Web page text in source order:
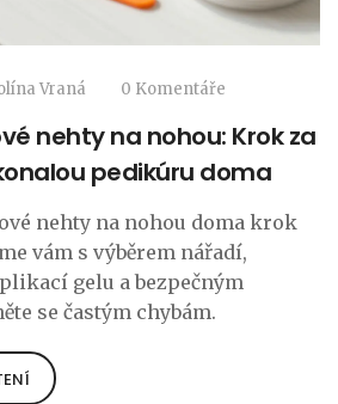
Vraná 0 Komentáře
nehty na nohou: Krok za
pedikúru doma
nehty na nohou doma krok
vám s výběrem nářadí,
gelu a bezpečným
se častým chybám.